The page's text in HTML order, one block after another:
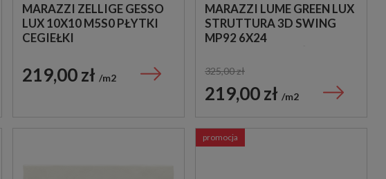
MARAZZI ZELLIGE GESSO
LUX 10X10 M5S0 PŁYTKI
CEGIEŁKI
219,00 zł m2
MARAZZI LUME GREEN LUX
STRUTTURA 3D SWING
MP92 6X24
PŁYTKA CEGIEŁKA
325,00 zł
219,00 zł m2
promocja